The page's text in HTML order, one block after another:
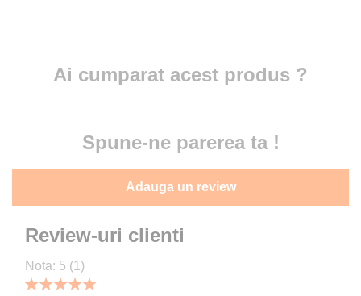
Review-uri clienti
Nota: 5 (1)
Ai cumparat acest produs ?
Spune-ne parerea ta !
Adauga un review